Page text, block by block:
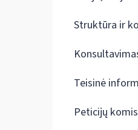
Struktūra ir
Teisinė
Peticijų